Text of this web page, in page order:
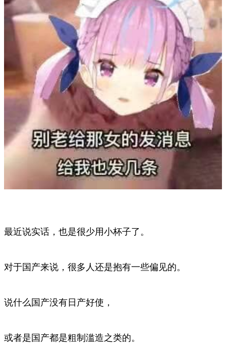
最近说实话，也是很少用小杯子了。
对于国产来说，很多人还是抱有一些偏见的。
说什么国产没有日产好使，
或者是国产都是粗制滥造之类的。